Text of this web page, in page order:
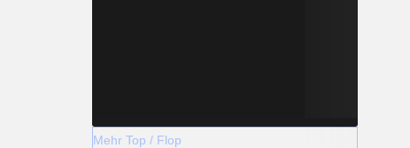
Mehr Top / Flop